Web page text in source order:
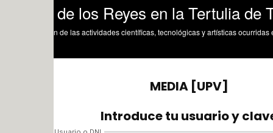
los Reyes en la Tertulia de Tele7 -
de las actividades científicas, tecnológicas y artísticas ocurridas en los tres